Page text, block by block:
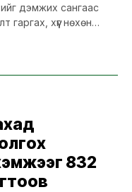
дэмжих сангаас
гаргах, хүүг нөхөн
832